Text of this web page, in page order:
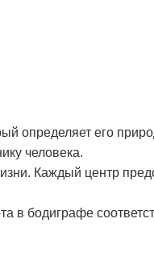
определяет его
человека.
Каждый центр
в бодиграфе